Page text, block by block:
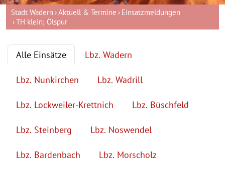
Stadt Wadern Aktuell & Termine
Einsatzmeldungen
TH klein; Ölspur
Alle Einsätze Lbz. Wadern
Lbz. Nunkirchen Lbz. Wadrill
Lbz. Lockweiler-Krettnich Lbz. Büschfeld
Lbz. Steinberg Lbz. Noswendel
Lbz. Bardenbach Lbz. Morscholz